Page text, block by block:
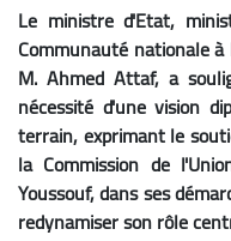
Le ministre d'Etat,
Communauté nationale
M. Ahmed Attaf, a
nécessité d'une vision
terrain, exprimant le
la Commission de
Youssouf, dans ses
redynamiser son rôle